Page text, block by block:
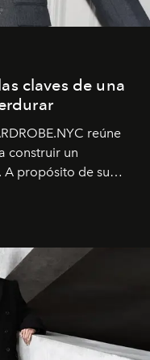
claves de una
reúne
construir un
propósito de su
neoyorquina y
global de la marca